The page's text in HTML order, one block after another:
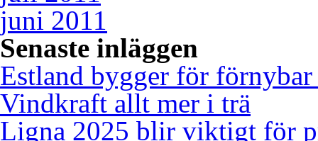
juni 2011
Senaste inläggen
Estland bygger för förnybar
Vindkraft allt mer i trä
Ligna 2025 blir viktigt för